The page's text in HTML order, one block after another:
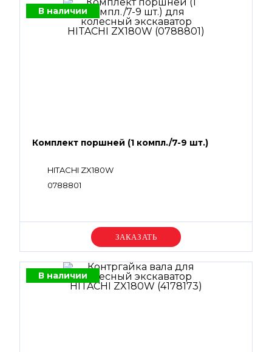
В наличии
Комплект поршней (1 компл./7-9 шт.)
HITACHI ZX180W
0788801
Уточняйте цену
В наличии